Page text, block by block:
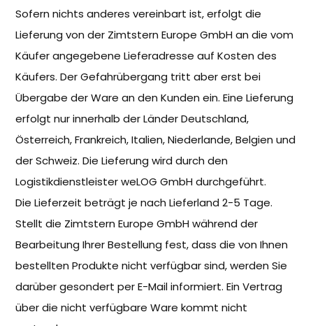
Sofern nichts anderes vereinbart ist, erfolgt die
Lieferung von der Zimtstern Europe GmbH an die vom
Käufer angegebene Lieferadresse auf Kosten des
Käufers. Der Gefahrübergang tritt aber erst bei
Übergabe der Ware an den Kunden ein. Eine Lieferung
erfolgt nur innerhalb der Länder Deutschland,
Österreich, Frankreich, Italien, Niederlande, Belgien und
der Schweiz. Die Lieferung wird durch den
Logistikdienstleister weLOG GmbH durchgeführt.
Die Lieferzeit beträgt je nach Lieferland 2-5 Tage.
Stellt die Zimtstern Europe GmbH während der
Bearbeitung Ihrer Bestellung fest, dass die von Ihnen
bestellten Produkte nicht verfügbar sind, werden Sie
darüber gesondert per E-Mail informiert. Ein Vertrag
über die nicht verfügbare Ware kommt nicht